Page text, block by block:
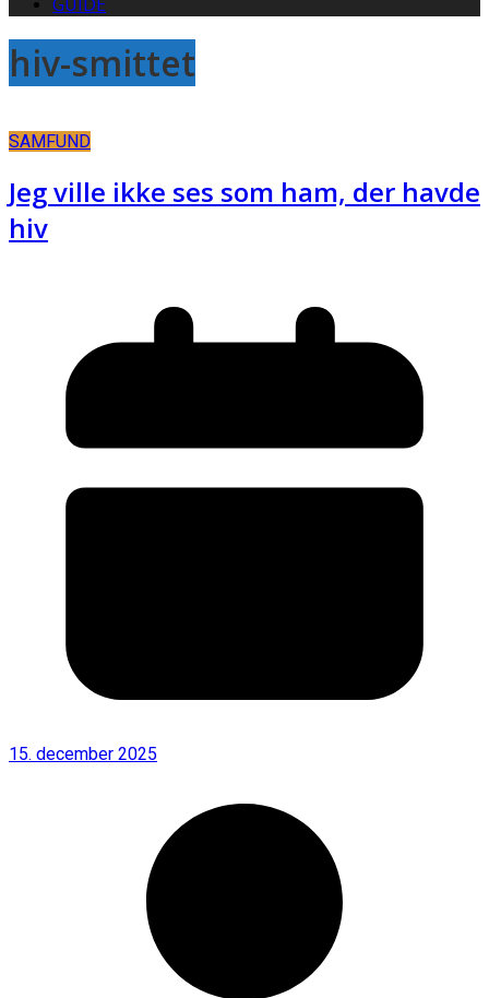
hiv-smittet
SAMFUND
Jeg ville ikke ses som ham, der havde
hiv
15. december 2025